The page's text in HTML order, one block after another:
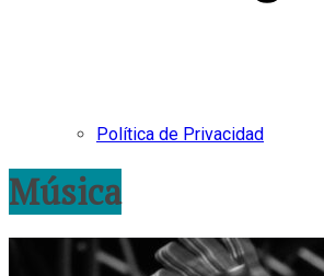
Política de Privacidad
Música